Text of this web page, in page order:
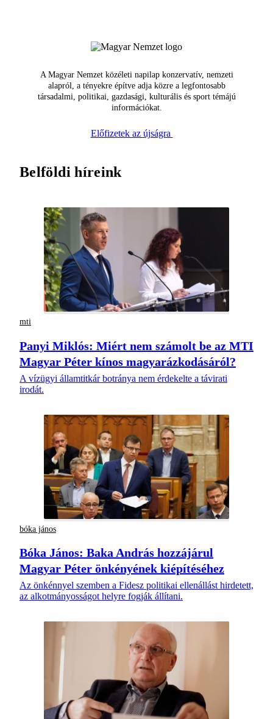
A Magyar Nemzet közéleti napilap konzervatív, nemzeti
alapról, a tényekre építve adja közre a legfontosabb
társadalmi, politikai, gazdasági, kulturális és sport témájú
információkat.
Előfizetek az újságra
Belföldi híreink
mti
Panyi Miklós: Miért nem számolt be az MTI
Magyar Péter kínos magyarázkodásáról?
A vízügyi államtitkár botránya nem érdekelte a távirati
irodát.
bóka jános
Bóka János: Baka András hozzájárul
Magyar Péter önkényének kiépítéséhez
Az önkénnyel szemben a Fidesz politikai ellenállást hirdetett,
az alkotmányosságot helyre fogják állítani.